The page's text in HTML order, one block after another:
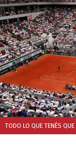
TODO LO QUE TENÉS